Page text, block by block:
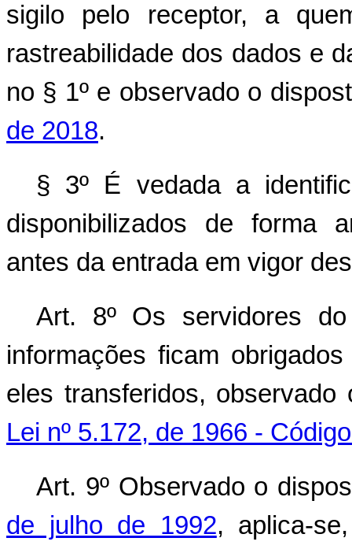
sigilo pelo receptor, a
rastreabilidade dos dados e
no § 1º e observado o
de 2018.
§ 3º É vedada a
disponibilizados de forma
antes da entrada em vigor
Art. 8º Os servidores
informações ficam
eles transferidos,
Lei nº 5.172, de 1966 -
Art. 9º Observado o
de julho de 1992, aplica-